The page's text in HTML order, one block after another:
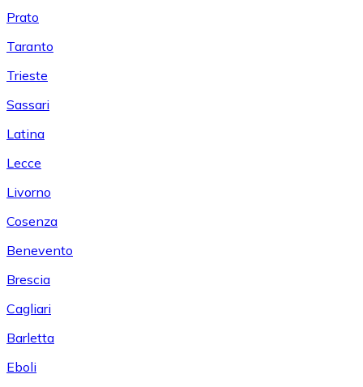
Prato
Taranto
Trieste
Sassari
Latina
Lecce
Livorno
Cosenza
Benevento
Brescia
Cagliari
Barletta
Eboli